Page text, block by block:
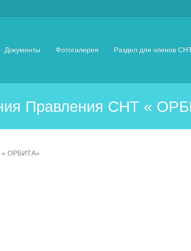
Документы Фотогалерея Раздел для членов
Правления СНТ «
« ОРБИТА»